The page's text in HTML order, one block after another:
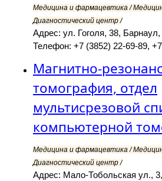
Медицина и фармацевтика /
Диагностический центр /
Адрес: ул. Гоголя, 38, Барнаул,
Телефон: +7 (3852) 22-69-89,
Магнитно-
томография, отдел
мультисрезовой
компьютерной
Медицина и фармацевтика /
Диагностический центр /
Адрес: Мало-Тобольская ул.,